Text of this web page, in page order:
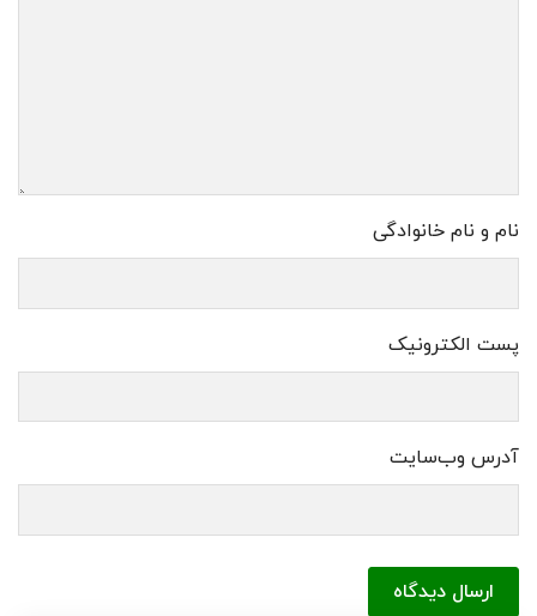
نام و نام خانوادگی
پست الکترونیک
آدرس وب‌سایت
ارسال دیدگاه